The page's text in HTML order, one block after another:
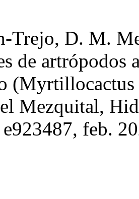
Trejo, D. M.
de artrópodos
(Myrtillocactus
Mezquital,
feb.